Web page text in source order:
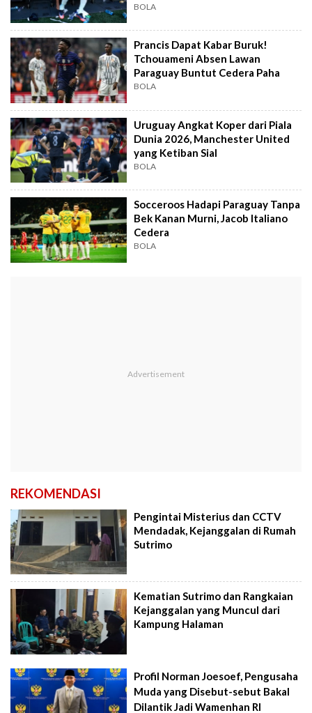
BOLA
Prancis Dapat Kabar Buruk!
Tchouameni Absen Lawan
Paraguay Buntut Cedera Paha
BOLA
Uruguay Angkat Koper dari Piala
Dunia 2026, Manchester United
yang Ketiban Sial
BOLA
Socceroos Hadapi Paraguay Tanpa
Bek Kanan Murni, Jacob Italiano
Cedera
BOLA
REKOMENDASI
Pengintai Misterius dan CCTV
Mendadak, Kejanggalan di Rumah
Sutrimo
Kematian Sutrimo dan Rangkaian
Kejanggalan yang Muncul dari
Kampung Halaman
Profil Norman Joesoef, Pengusaha
Muda yang Disebut-sebut Bakal
Dilantik Jadi Wamenhan RI